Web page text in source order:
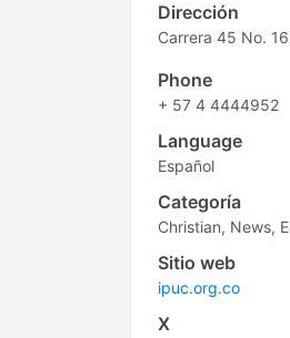
Dirección
Carrera 45 No.
Phone
+ 57 4 4444952
Language
Español
Categoría
Christian, News,
Sitio web
ipuc.org.co
X